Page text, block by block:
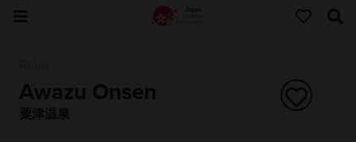
Awazu Onsen
粟津温泉